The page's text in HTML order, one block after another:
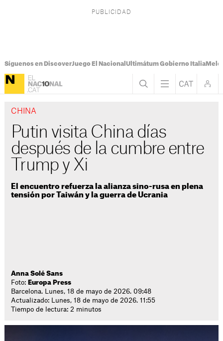
Síguenos en DiscoverJuego El Nacional Ultimátum Gobierno Italia
CHINA
Putin visita China días
después de la cumbre entre
Trump y Xi
El encuentro refuerza la alianza sino-rusa en plena
tensión por Taiwán y la guerra de Ucrania
Anna Solé Sans
Foto: Europa Press
Barcelona. Lunes, 18 de mayo de 2026. 09:48
Actualizado: Lunes, 18 de mayo de 2026. 11:55
Tiempo de lectura: 2 minutos